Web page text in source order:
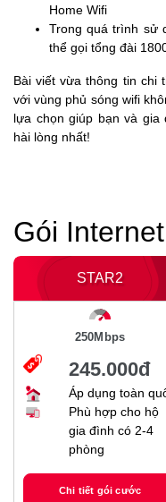
Home Wifi
Trong quá trình sử
thể gọi tổng đài
Bài viết vừa thông tin chi
với vùng phủ sóng wifi
lựa chọn giúp bạn và gia
hài lòng nhất!
Gói
STAR2
250Mbps
245.000đ
Áp dụng toàn
Phù hợp cho hộ
gia đình có 2-4
phòng
Chi tiết gói cước